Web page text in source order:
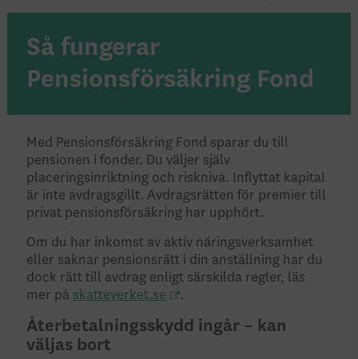
Så fungerar
Pensionsförsäkring Fond
Med Pensionsförsäkring Fond sparar du till
pensionen i fonder. Du väljer själv
placeringsinriktning och risknivå. Inflyttat kapital
är inte avdragsgillt. Avdragsrätten för premier till
privat pensionsförsäkring har upphört.
Om du har inkomst av aktiv näringsverksamhet
eller saknar pensionsrätt i din anställning har du
dock rätt till avdrag enligt särskilda regler, läs
mer på skatteverket.se .
Återbetalningsskydd ingår – kan
väljas bort